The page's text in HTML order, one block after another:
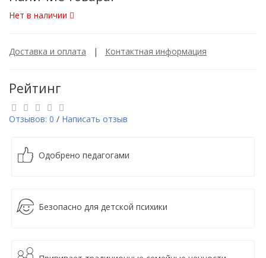
Нет в наличии
Доставка и оплата | Контактная информация
Рейтинг
Отзывов: 0 / Написать отзыв
Одобрено педагогами
Безопасно для детской психики